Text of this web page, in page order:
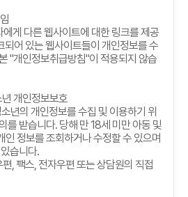
게 다른 웹사이트에 대한 링크를 제공
되어 있는 웹사이트들이 개인정보를 수
"개인정보취급방침"이 적용되지 않습
개인정보보호
년의 개인정보를 수집 및 이용하기 위
를 받습니다. 당해 만18세 미만 아동 및
인 정보를 조회하거나 수정할 수 있으며
습니다.
편, 팩스, 전자우편 또는 상담원의 직접